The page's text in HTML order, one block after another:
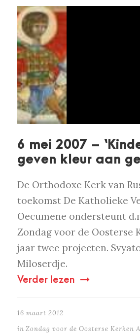
6 mei 2007 –
geven kleur aan
De Orthodoxe Kerk van
toekomst De Katholieke
Oecumene ondersteunt
Zondag voor de Oosterse
jaar twee projecten.
Miloserdje.
Verder lezen
16 maart 2012
in Zondag voor de Oosterse Kerken